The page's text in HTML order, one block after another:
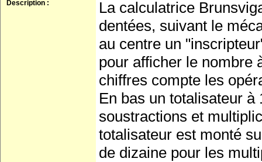
Description :
La calculatrice
dentées, suivant le
au centre un
pour afficher le nombre
chiffres compte les
En bas un totalisateur
soustractions et
totalisateur est monté
de dizaine pour les